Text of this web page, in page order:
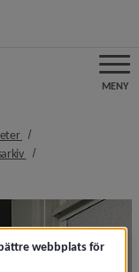
MENY
nivå i
nivå i
webbplats för